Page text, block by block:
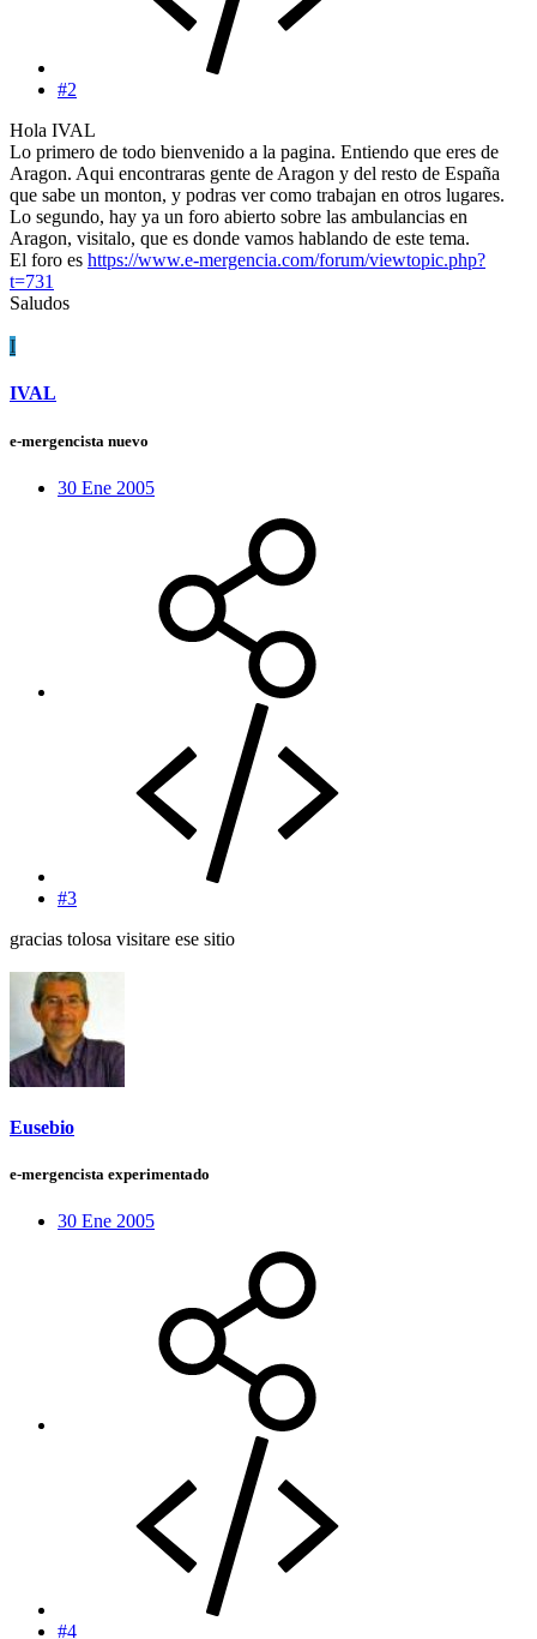
#2
Hola IVAL
Lo primero de todo bienvenido a la pagina. Entiendo que eres de
Aragon. Aqui encontraras gente de Aragon y del resto de España
que sabe un monton, y podras ver como trabajan en otros lugares.
Lo segundo, hay ya un foro abierto sobre las ambulancias en
Aragon, visitalo, que es donde vamos hablando de este tema.
El foro es https://www.e-mergencia.com/forum/viewtopic.php?
t=731
Saludos
I
IVAL
e-mergencista nuevo
30 Ene 2005
#3
gracias tolosa visitare ese sitio
Eusebio
e-mergencista experimentado
30 Ene 2005
#4